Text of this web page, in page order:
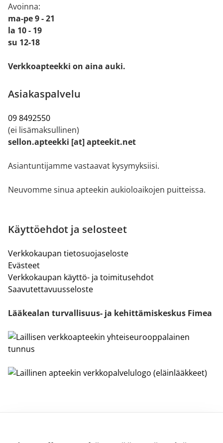
Avoinna:
ma-pe 9 - 21
la 10 - 19
su 12-18
Verkkoapteekki on aina auki.
Asiakaspalvelu
09 8492550
(ei lisämaksullinen)
sellon.apteekki [at] apteekit.net
Asiantuntijamme vastaavat kysymyksiisi.
Neuvomme sinua apteekin aukioloaikojen puitteissa.
Käyttöehdot ja selosteet
Verkkokaupan tietosuojaseloste
Evästeet
Verkkokaupan käyttö- ja toimitusehdot
Saavutettavuusseloste
Lääkealan turvallisuus- ja kehittämiskeskus Fimea